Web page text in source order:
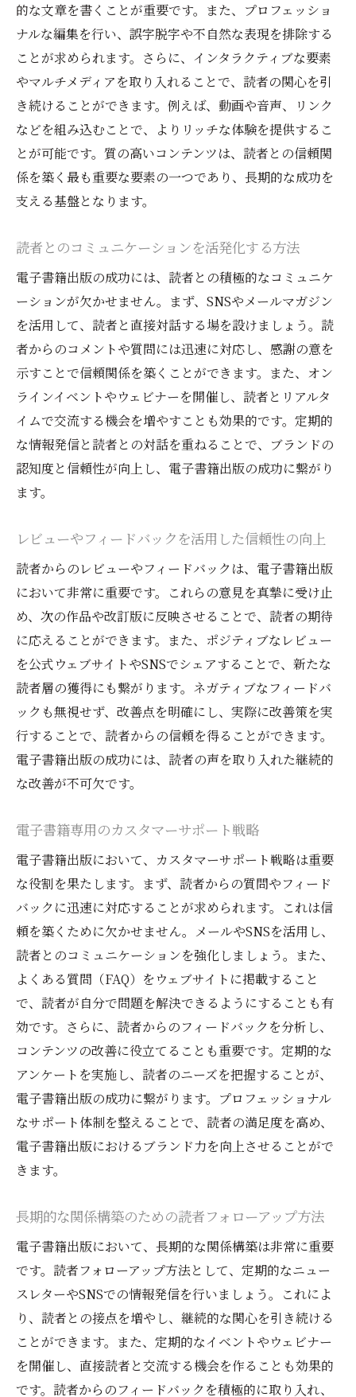
読者層に合ったプロモーション戦略
ターゲット読者層からのフィードバック活
用
電子書籍出版のコスト削減と効率的なマーケテ
自費出版と出版社利用のコスト比較
低コストでの電子書籍制作の方法
効率的な広告戦略の立案
ング
コストパフォーマンスの高いプロモーショ
ン手法
マーケティング予算の最適化
電子書籍出版を活用したSNSでの効果的な情報
発信戦略
主要SNSプラットフォームの活用方法
SNSでのコンテンツプランニング
ターゲット読者に届く投稿の作成テクニッ
読者とのエンゲージメントを高める方法
SNS分析ツールを使った効果測定
電子書籍出版の独自性を高めるためのコンテン
ツ提供の秘訣
独自のコンテンツアイデアの発掘方法
既存コンテンツとの差別化戦略
読者の期待を超えるコンテンツ提供
オリジナリティのあるコンテンツ制作のコ
読者に愛されるキャラクターやストーリー
コンテンツの多様化による魅力向上
電子書籍出版で成功するための魅力的なタイト
ルの作り方
魅力的なタイトルの要素とは
キーワードリサーチを基にしたタイトル作
成
読者の心をつかむタイトルのコツ
SEO効果を考慮したタイトル設計
タイトルのA/Bテストで効果を測定
競合との差別化を図るタイトル選定
電子書籍出版を通じた著者ブランディングの全
体像と成功事例
著者ブランディングの基本概念
ド
ブランディングにおける電子書籍の役割
著者としてのオンラインプレゼンスの強化
長期的なブランディング戦略の立案
的な文章を書くことが重要です。また、プロフェッショ
ナルな編集を行い、誤字脱字や不自然な表現を排除する
ことが求められます。さらに、インタラクティブな要素
やマルチメディアを取り入れることで、読者の関心を引
き続けることができます。例えば、動画や音声、リンク
などを組み込むことで、よりリッチな体験を提供するこ
とが可能です。質の高いコンテンツは、読者との信頼関
係を築く最も重要な要素の一つであり、長期的な成功を
支える基盤となります。
読者とのコミュニケーションを活発化する方法
電子書籍出版の成功には、読者との積極的なコミュニケ
ーションが欠かせません。まず、SNSやメールマガジン
を活用して、読者と直接対話する場を設けましょう。読
者からのコメントや質問には迅速に対応し、感謝の意を
示すことで信頼関係を築くことができます。また、オン
ラインイベントやウェビナーを開催し、読者とリアルタ
イムで交流する機会を増やすことも効果的です。定期的
な情報発信と読者との対話を重ねることで、ブランドの
認知度と信頼性が向上し、電子書籍出版の成功に繋がり
ます。
レビューやフィードバックを活用した信頼性の向上
読者からのレビューやフィードバックは、電子書籍出版
において非常に重要です。これらの意見を真摯に受け止
め、次の作品や改訂版に反映させることで、読者の期待
に応えることができます。また、ポジティブなレビュー
を公式ウェブサイトやSNSでシェアすることで、新たな
読者層の獲得にも繋がります。ネガティブなフィードバ
ックも無視せず、改善点を明確にし、実際に改善策を実
行することで、読者からの信頼を得ることができます。
電子書籍出版の成功には、読者の声を取り入れた継続的
な改善が不可欠です。
電子書籍専用のカスタマーサポート戦略
電子書籍出版において、カスタマーサポート戦略は重要
な役割を果たします。まず、読者からの質問やフィード
バックに迅速に対応することが求められます。これは信
頼を築くために欠かせません。メールやSNSを活用し、
読者とのコミュニケーションを強化しましょう。また、
よくある質問（FAQ）をウェブサイトに掲載すること
で、読者が自分で問題を解決できるようにすることも有
効です。さらに、読者からのフィードバックを分析し、
コンテンツの改善に役立てることも重要です。定期的な
アンケートを実施し、読者のニーズを把握することが、
電子書籍出版の成功に繋がります。プロフェッショナル
なサポート体制を整えることで、読者の満足度を高め、
電子書籍出版におけるブランド力を向上させることがで
きます。
長期的な関係構築のための読者フォローアップ方法
電子書籍出版において、長期的な関係構築は非常に重要
です。読者フォローアップ方法として、定期的なニュー
スレターやSNSでの情報発信を行いましょう。これによ
り、読者との接点を増やし、継続的な関心を引き続ける
ことができます。また、定期的なイベントやウェビナー
を開催し、直接読者と交流する機会を作ることも効果的
です。読者からのフィードバックを積極的に取り入れ、